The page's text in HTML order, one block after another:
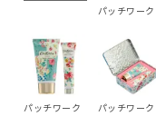
パッチワーク
パッチワーク パッチワーク